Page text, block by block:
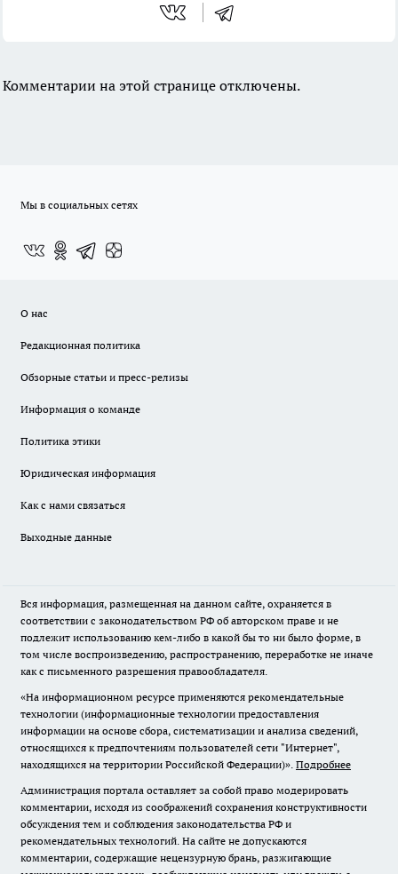
Комментарии на этой странице отключены.
Мы в социальных сетях
О нас
Редакционная политика
Обзорные статьи и пресс-релизы
Информация о команде
Политика этики
Юридическая информация
Как с нами связаться
Выходные данные
Вся информация, размещенная на данном сайте, охраняется в
соответствии с законодательством РФ об авторском праве и не
подлежит использованию кем-либо в какой бы то ни было форме, в
том числе воспроизведению, распространению, переработке не иначе
как с письменного разрешения правообладателя.
«На информационном ресурсе применяются рекомендательные
технологии (информационные технологии предоставления
информации на основе сбора, систематизации и анализа сведений,
относящихся к предпочтениям пользователей сети "Интернет",
находящихся на территории Российской Федерации)». Подробнее
Администрация портала оставляет за собой право модерировать
комментарии, исходя из соображений сохранения конструктивности
обсуждения тем и соблюдения законодательства РФ и
рекомендательных технологий. На сайте не допускаются
комментарии, содержащие нецензурную брань, разжигающие